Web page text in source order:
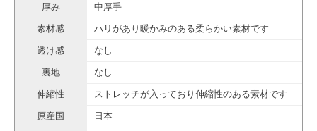
厚み 中厚手
素材感 ハリがあり暖かみのある柔らかい素材です
透け感 なし
裏地 なし
伸縮性 ストレッチが入っており伸縮性のある素材です
原産国 日本